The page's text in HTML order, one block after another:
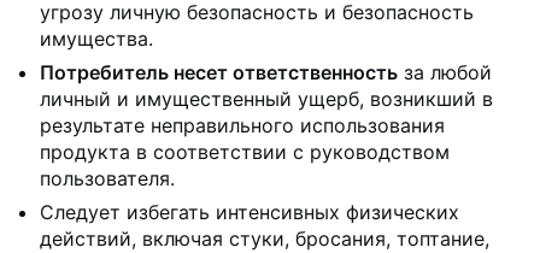
угрозу личную безопасность и безопасность
имущества.
Потребитель несет ответственность за любой
личный и имущественный ущерб, возникший в
результате неправильного использования
продукта в соответствии с руководством
пользователя.
Следует избегать интенсивных физических
действий, включая стуки, бросания, топтание,